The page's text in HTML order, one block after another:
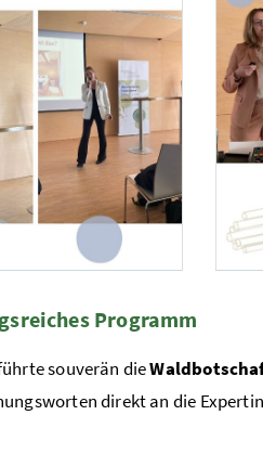
Programm
souverän die
direkt an die